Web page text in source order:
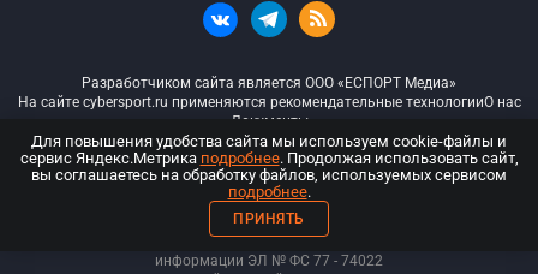
Разработчиком сайта является ООО «ЕСПОРТ Медиа»
На сайте cybersport.ru применяются рекомендательные технологииО нас
Документы
© ООО «Киберспорт.ру» — Все права защищены
18+
ООО «Киберспорт.ру». Свидетельство о регистрации средств массовой
информации ЭЛ № ФС 77 - 74022
Для повышения удобства сайта мы используем cookie-файлы и
сервис Яндекс.Метрика подробнее. Продолжая использовать сайт,
вы соглашаетесь на обработку файлов, используемых сервисом
подробнее.
ПРИНЯТЬ